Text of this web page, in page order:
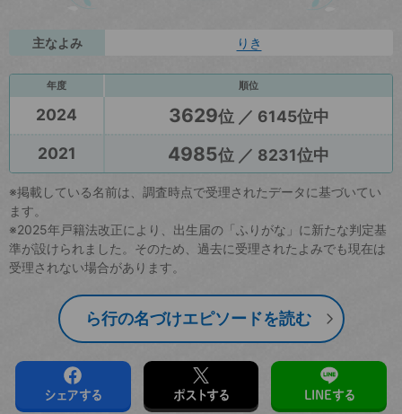
主なよみ りき
年度 順位
2024 3629位 ／ 6145位中
2021
4985位 ／ 8231位中
※掲載している名前は、調査時点で受理されたデータに基づいてい
ます。
※2025年戸籍法改正により、出生届の「ふりがな」に新たな判定基
準が設けられました。そのため、過去に受理されたよみでも現在は
受理されない場合があります。
ら行の名づけエピソードを読む
シェアする ポストする LINEする